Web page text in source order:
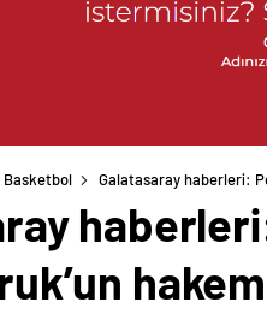
Basketbol Galatasaray haberleri: